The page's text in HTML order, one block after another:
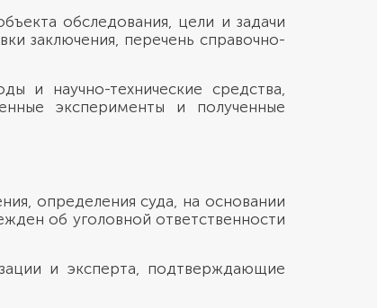
обследования, цели и задачи
заключения, перечень справочно-
и научно-технические средства,
эксперименты и полученные
определения суда, на основании
об уголовной ответственности
и эксперта, подтверждающие